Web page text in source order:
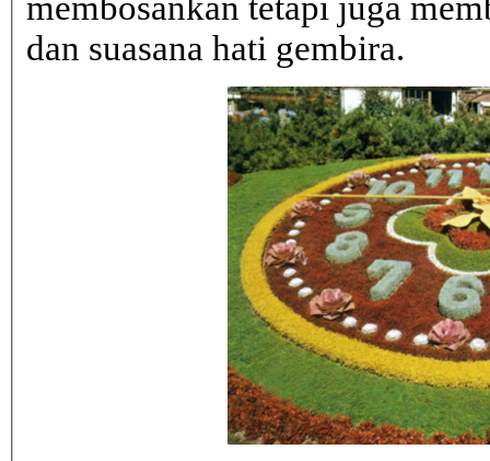
membosankan tetapi juga
dan suasana hati gembira.